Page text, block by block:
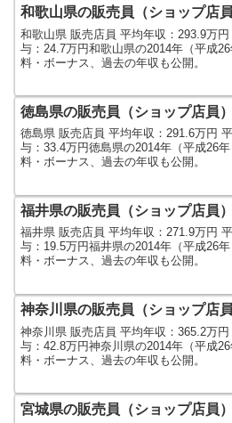
和歌山県の販売員（ショップ店
和歌山県 販売店員 平均年収：293.9万
与：24.7万円和歌山県の2014年（平成
料・ボーナス、過去の年収も公開。
徳島県の販売員（ショップ店員
徳島県 販売店員 平均年収：291.6万円
与：33.4万円徳島県の2014年（平成26
料・ボーナス、過去の年収も公開。
福井県の販売員（ショップ店員
福井県 販売店員 平均年収：271.9万円
与：19.5万円福井県の2014年（平成26
料・ボーナス、過去の年収も公開。
神奈川県の販売員（ショップ店
神奈川県 販売店員 平均年収：365.2万
与：42.8万円神奈川県の2014年（平成
料・ボーナス、過去の年収も公開。
宮城県の販売員（ショップ店員